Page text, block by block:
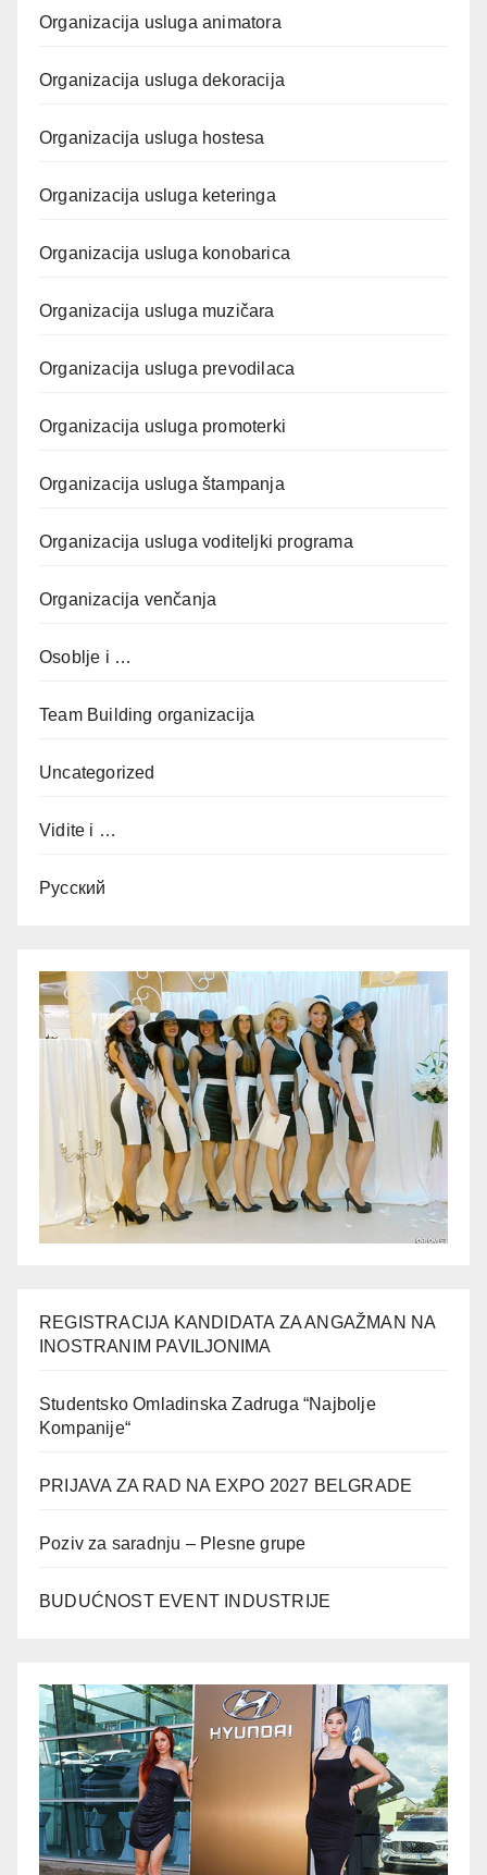
Organizacija usluga animatora
Organizacija usluga dekoracija
Organizacija usluga hostesa
Organizacija usluga keteringa
Organizacija usluga konobarica
Organizacija usluga muzičara
Organizacija usluga prevodilaca
Organizacija usluga promoterki
Organizacija usluga štampanja
Organizacija usluga voditeljki programa
Organizacija venčanja
Osoblje i …
Team Building organizacija
Uncategorized
Vidite i …
Русский
REGISTRACIJA KANDIDATA ZA ANGAŽMAN NA
INOSTRANIM PAVILJONIMA
Studentsko Omladinska Zadruga “Najbolje
Kompanije“
PRIJAVA ZA RAD NA EXPO 2027 BELGRADE
Poziv za saradnju – Plesne grupe
BUDUĆNOST EVENT INDUSTRIJE